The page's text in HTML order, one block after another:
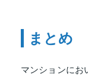
まとめ
マンションにお